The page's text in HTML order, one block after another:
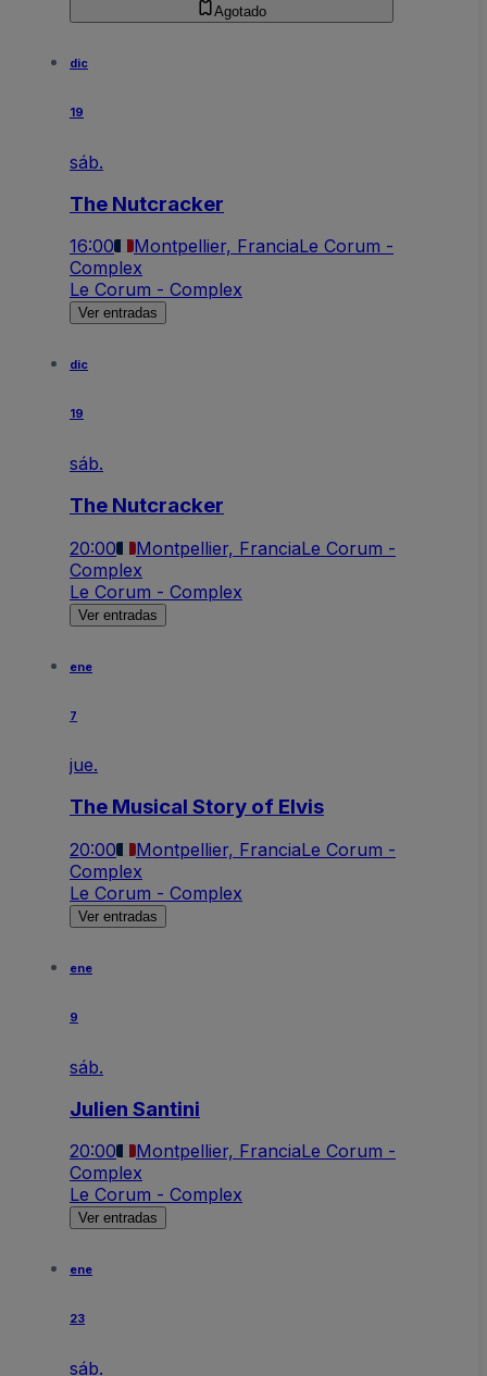
Agotado
dic
19
sáb.
The Nutcracker
16:00 Montpellier, FranciaLe Corum -
Complex
Le Corum - Complex
Ver entradas
dic
19
sáb.
The Nutcracker
20:00 Montpellier, FranciaLe Corum -
Complex
Le Corum - Complex
Ver entradas
ene
7
jue.
The Musical Story of Elvis
20:00 Montpellier, FranciaLe Corum -
Complex
Le Corum - Complex
Ver entradas
ene
9
sáb.
Julien Santini
20:00 Montpellier, FranciaLe Corum -
Complex
Le Corum - Complex
Ver entradas
ene
23
sáb.